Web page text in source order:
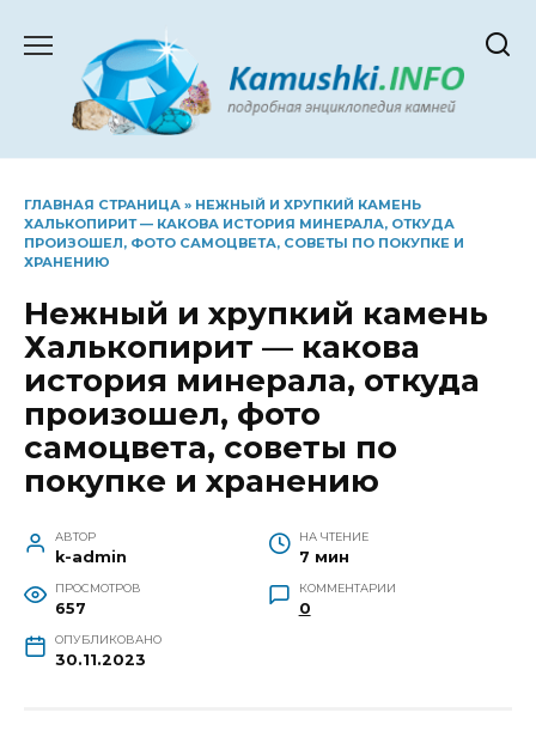
содержанию
ГЛАВНАЯ СТРАНИЦА » НЕЖНЫЙ И ХРУПКИЙ КАМЕНЬ
ХАЛЬКОПИРИТ — КАКОВА ИСТОРИЯ МИНЕРАЛА, ОТКУДА
ПРОИЗОШЕЛ, ФОТО САМОЦВЕТА, СОВЕТЫ ПО ПОКУПКЕ И
ХРАНЕНИЮ
Нежный и хрупкий камень
Халькопирит — какова
история минерала, откуда
произошел, фото
самоцвета, советы по
покупке и хранению
АВТОР
k-admin
НА ЧТЕНИЕ
7 мин
ПРОСМОТРОВ
657
КОММЕНТАРИИ
0
ОПУБЛИКОВАНО
30.11.2023